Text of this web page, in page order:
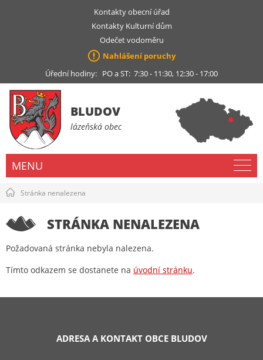
Kontakty obecní úřad
Kontakty Kulturní dům
Odečet vodoměru
Nahlášení poruchy
Úřední hodiny: PO a ST: 7:30 - 11:30, 12:30 - 17:00
BLUDOV
lázeňská obec
MENU
Stránka nenalezena
STRÁNKA NENALEZENA
Požadovaná stránka nebyla nalezena.
Tímto odkazem se dostanete na úvodní stránku.
ADRESA A KONTAKT OBCE BLUDOV